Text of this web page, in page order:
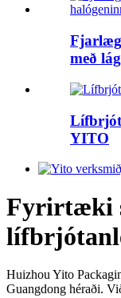
með
YITO
Fyrirtæki
Huizhou Yito
Guangdong héraði.